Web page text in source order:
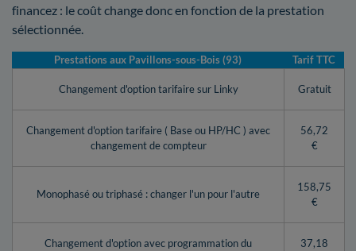
financez : le coût change donc en fonction de la prestation
sélectionnée.
Prestations aux Pavillons-sous-Bois (93) Tarif TTC
Changement d'option tarifaire sur Linky Gratuit
Changement d'option tarifaire ( Base ou HP/HC ) avec
changement de compteur
56,72
€
Monophasé ou triphasé : changer l'un pour l'autre
158,75
€
Changement d'option avec programmation du
37,18